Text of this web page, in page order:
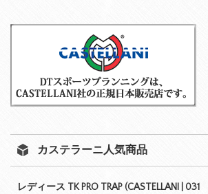
カステラーニ人気商品
レディース TK PRO TRAP (CASTELLANI | 031